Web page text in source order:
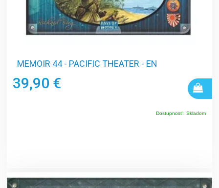
MEMOIR 44 - PACIFIC THEATER - EN
39,90 €
Dostupnosť: Skladom